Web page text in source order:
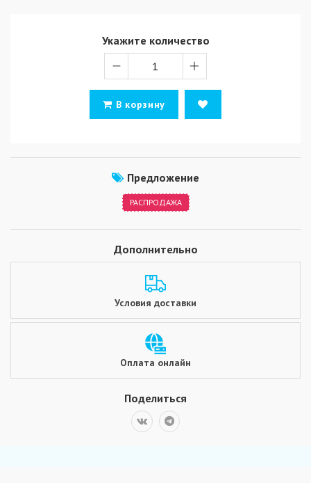
Укажите количество
В корзину
Предложение
РАСПРОДАЖА
Дополнительно
Условия доставки
Оплата онлайн
Поделиться